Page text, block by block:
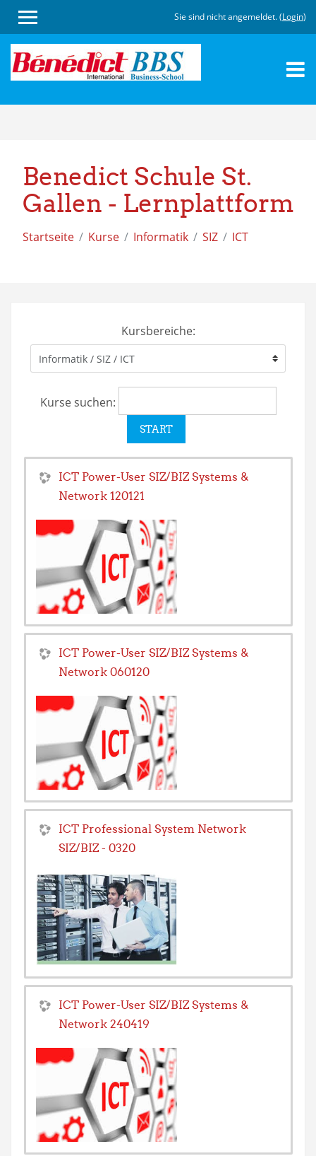
Zum
Hauptinhalt
Sie sind nicht angemeldet. (Login)
Benedict Schule St.
Gallen - Lernplattform
Startseite Kurse Informatik SIZ ICT
Kursbereiche:
Kurse suchen:
ICT Power-User SIZ/BIZ Systems &
Network 120121
ICT Power-User SIZ/BIZ Systems &
Network 060120
ICT Professional System Network
SIZ/BIZ - 0320
Trainer/in:Robert Gut
ICT Power-User SIZ/BIZ Systems &
Network 240419